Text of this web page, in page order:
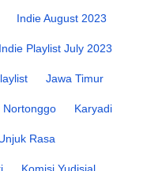
Indie August 2023
Indie Playlist July 2023
Jawa Timur
Nortonggo Karyadi
Rasa
Komisi Yudisial